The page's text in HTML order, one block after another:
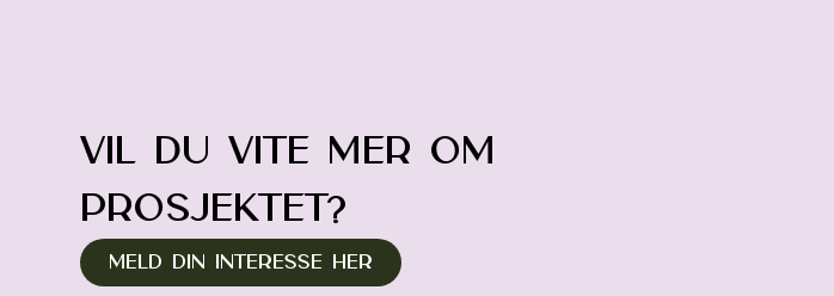
Vil du vite mer om
prosjektet?
Meld din interesse her